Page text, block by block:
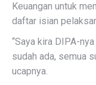
Keuangan untuk
daftar isian
“Saya kira DIPA-
sudah ada, semua
ucapnya.